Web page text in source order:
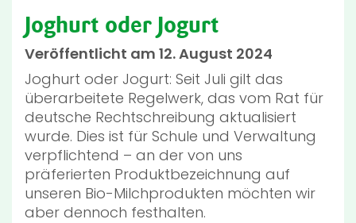
Joghurt oder Jogurt
Veröffentlicht am 12. August 2024
Joghurt oder Jogurt: Seit Juli gilt das
überarbeitete Regelwerk, das vom Rat für
deutsche Rechtschreibung aktualisiert
wurde. Dies ist für Schule und Verwaltung
verpflichtend – an der von uns
präferierten Produktbezeichnung auf
unseren Bio-Milchprodukten möchten wir
aber dennoch festhalten.